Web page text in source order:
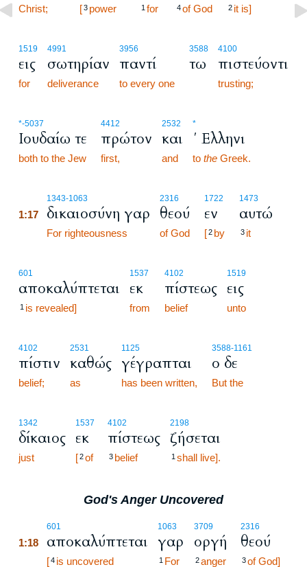
Christ; [3 power 1 for 4of God 2 it is]
1519
εις
for
4991
σωτηρίαν
deliverance
3956
παντί
to every one
3588
τω
4100
πιστεύοντι
trusting;
*-5037
Ιουδαίω τε
both to the Jew
4412
πρώτον
first,
2532
και
and
*
΄ Ελληνι
to the Greek.
1343-1063
1:17 δικαιοσύνη γαρ
For righteousness
2316
θεού
of God
1722
εν
[2 by
1473
αυτώ
3 it
601
αποκαλύπτεται
1 is revealed]
1537
εκ
from
4102
πίστεως
belief
1519
εις
unto
4102
πίστιν
belief;
2531
καθώς
as
1125
γέγραπται
has been written,
3588-1161
ο δε
But the
1342
δίκαιος
just
1537
εκ
[2of
4102
πίστεως
3 belief
2198
ζήσεται
1 shall live].
God's Anger Uncovered
601
1:18 αποκαλύπτεται
[4 is uncovered
1063
γαρ
1 For
3709
οργή
2anger
2316
θεού
3of God]